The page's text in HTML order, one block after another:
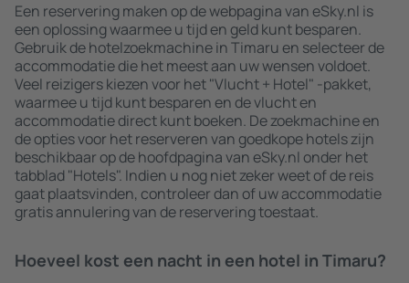
Een reservering maken op de webpagina van eSky.nl is
een oplossing waarmee u tijd en geld kunt besparen.
Gebruik de hotelzoekmachine in Timaru en selecteer de
accommodatie die het meest aan uw wensen voldoet.
Veel reizigers kiezen voor het "Vlucht + Hotel" -pakket,
waarmee u tijd kunt besparen en de vlucht en
accommodatie direct kunt boeken. De zoekmachine en
de opties voor het reserveren van goedkope hotels zijn
beschikbaar op de hoofdpagina van eSky.nl onder het
tabblad "Hotels". Indien u nog niet zeker weet of de reis
gaat plaatsvinden, controleer dan of uw accommodatie
gratis annulering van de reservering toestaat.
Hoeveel kost een nacht in een hotel in Timaru?